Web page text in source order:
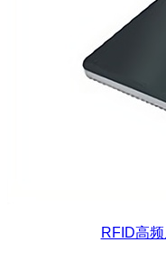
RFID高